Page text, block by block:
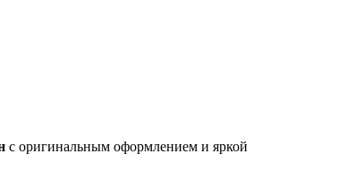
с оригинальным оформлением и яркой